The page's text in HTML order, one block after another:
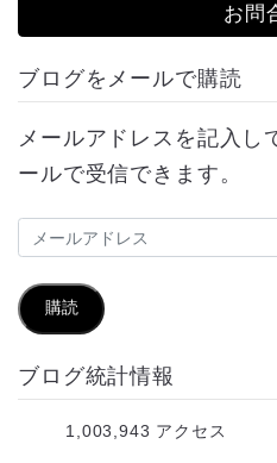
お問
ブログをメールで購読
メールアドレスを記入し
ールで受信できます。
メ
ル
ア
ド
購読
ブログ統計情報
1,003,943 アクセス